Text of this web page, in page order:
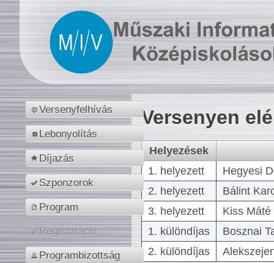
Versenyfelhívás
Lebonyolítás
Díjazás
Szponzorok
Program
Regisztráció
Programbizottság
Versenyen
Helyezések
1. helyezett
Hegyesi
2. helyezett
Bálint
3. helyezett
Kiss
1. különdíjas
Bosznai
2. különdíjas